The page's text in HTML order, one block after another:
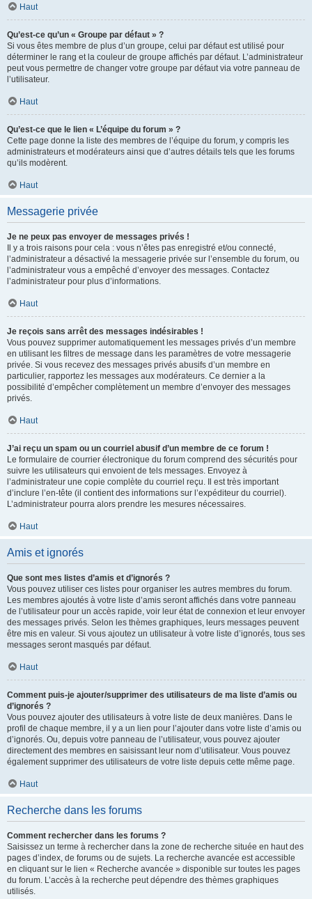
Haut
Qu’est-ce qu’un « Groupe par défaut » ?
Si vous êtes membre de plus d’un groupe, celui par défaut est utilisé pour
déterminer le rang et la couleur de groupe affichés par défaut. L’administrateur
peut vous permettre de changer votre groupe par défaut via votre panneau de
l’utilisateur.
Haut
Qu’est-ce que le lien « L’équipe du forum » ?
Cette page donne la liste des membres de l’équipe du forum, y compris les
administrateurs et modérateurs ainsi que d’autres détails tels que les forums
qu’ils modèrent.
Haut
Messagerie privée
Je ne peux pas envoyer de messages privés !
Il y a trois raisons pour cela : vous n’êtes pas enregistré et/ou connecté,
l’administrateur a désactivé la messagerie privée sur l’ensemble du forum, ou
l’administrateur vous a empêché d’envoyer des messages. Contactez
l’administrateur pour plus d’informations.
Haut
Je reçois sans arrêt des messages indésirables !
Vous pouvez supprimer automatiquement les messages privés d’un membre
en utilisant les filtres de message dans les paramètres de votre messagerie
privée. Si vous recevez des messages privés abusifs d’un membre en
particulier, rapportez les messages aux modérateurs. Ce dernier a la
possibilité d’empêcher complètement un membre d’envoyer des messages
privés.
Haut
J’ai reçu un spam ou un courriel abusif d’un membre de ce forum !
Le formulaire de courrier électronique du forum comprend des sécurités pour
suivre les utilisateurs qui envoient de tels messages. Envoyez à
l’administrateur une copie complète du courriel reçu. Il est très important
d’inclure l’en-tête (il contient des informations sur l’expéditeur du courriel).
L’administrateur pourra alors prendre les mesures nécessaires.
Haut
Amis et ignorés
Que sont mes listes d’amis et d’ignorés ?
Vous pouvez utiliser ces listes pour organiser les autres membres du forum.
Les membres ajoutés à votre liste d’amis seront affichés dans votre panneau
de l’utilisateur pour un accès rapide, voir leur état de connexion et leur envoyer
des messages privés. Selon les thèmes graphiques, leurs messages peuvent
être mis en valeur. Si vous ajoutez un utilisateur à votre liste d’ignorés, tous ses
messages seront masqués par défaut.
Haut
Comment puis-je ajouter/supprimer des utilisateurs de ma liste d’amis ou
d’ignorés ?
Vous pouvez ajouter des utilisateurs à votre liste de deux manières. Dans le
profil de chaque membre, il y a un lien pour l’ajouter dans votre liste d’amis ou
d’ignorés. Ou, depuis votre panneau de l’utilisateur, vous pouvez ajouter
directement des membres en saisissant leur nom d’utilisateur. Vous pouvez
également supprimer des utilisateurs de votre liste depuis cette même page.
Haut
Recherche dans les forums
Comment rechercher dans les forums ?
Saisissez un terme à rechercher dans la zone de recherche située en haut des
pages d’index, de forums ou de sujets. La recherche avancée est accessible
en cliquant sur le lien « Recherche avancée » disponible sur toutes les pages
du forum. L’accès à la recherche peut dépendre des thèmes graphiques
utilisés.